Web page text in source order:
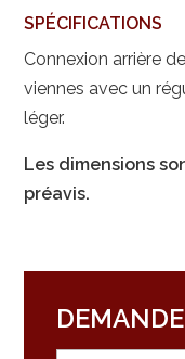
SPÉCIFICATIONS
Connexion arrière
viennes avec un
léger.
Les dimensions
préavis.